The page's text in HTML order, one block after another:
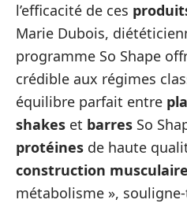
l’efficacité de ces
Marie Dubois,
programme So Shape
crédible aux régimes
équilibre parfait entre
shakes et barres So
protéines de haute
construction musculaire
métabolisme »,